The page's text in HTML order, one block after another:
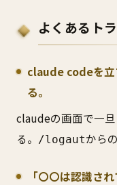
よくあるト
claude codeを立
る。
claudeの画面で一
る。
/logautからの
「〇〇は認識さ